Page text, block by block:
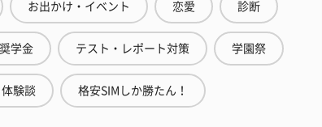
お出かけ・イベント 恋愛 診断
奨学金 テスト・レポート対策 学園祭
験談 格安SIMしか勝たん！